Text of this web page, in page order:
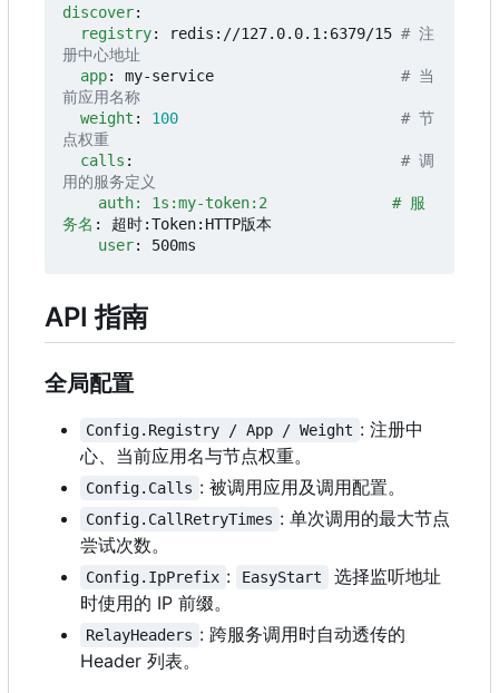
discover:
registry: redis://127.0.0.1:6379/15 # 注
册中心地址
app: my-service
# 当
前应用名称
weight : 100
# 节
点权重
calls :
# 调
用的服务定义
auth: 1s:my-token:2              # 服
务名 :
超时:Token:HTTP版本
user: 500ms
API 指南
全局配置
Config.Registry / App / Weight : 注册中
心、当前应用名与节点权重。
Config.Calls : 被调用应用及调用配置。
Config.CallRetryTimes : 单次调用的最大节点
尝试次数。
Config.IpPrefix : EasyStart
选择监听地址
时使用的 IP 前缀。
RelayHeaders : 跨服务调用时自动透传的
Header 列表。